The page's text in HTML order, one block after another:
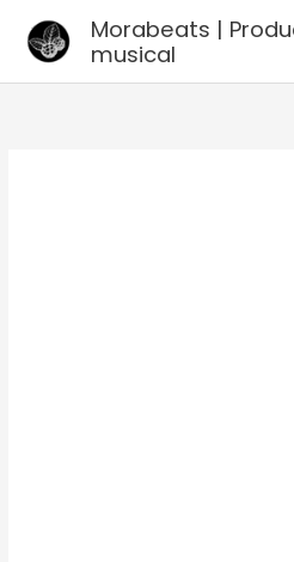
Morabeats |
musical